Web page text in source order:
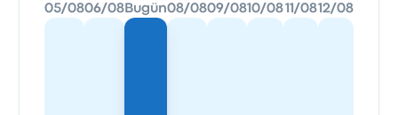
05/0806/08 Bugün08/0809/0810/0811/0812/08